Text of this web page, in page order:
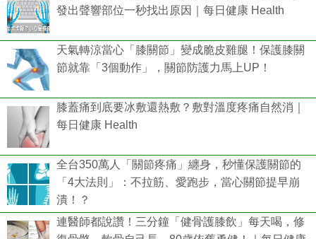
發出聲響部位一秒找出原因｜每日健康 Health
天氣轉涼當心「膝關節」變成脆皮雞腿！保護膝關
節就靠「3個動作」，關節防護力馬上UP！
膝蓋痛到底要冰敷還熱敷？敷對溫度疼痛自然消｜
每日健康 Health
全台350萬人「關節疼痛」纏身，秒懂保護關節的
「4大法則」：不拉筋、愛跑步，當心關節提早崩
潰！？
連醫師都說讚！三分鐘「健骨護膝飲」每天喝，修